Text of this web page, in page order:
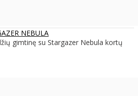
NEBULA
gimtinę su Stargazer Nebula kortų